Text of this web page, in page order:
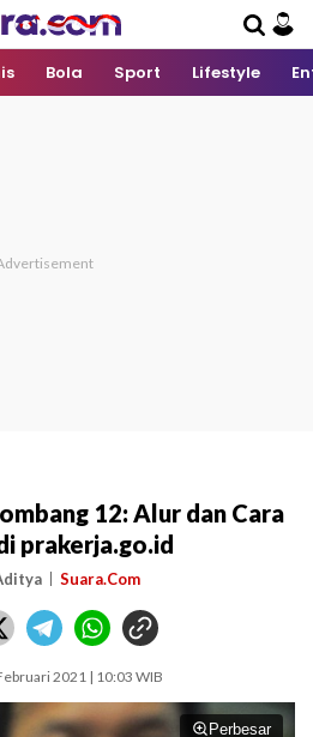
Bola Sport Lifestyle
12: Alur dan Cara
prakerja.go.id
Suara.Com
2021 | 10:03 WIB
Perbesar